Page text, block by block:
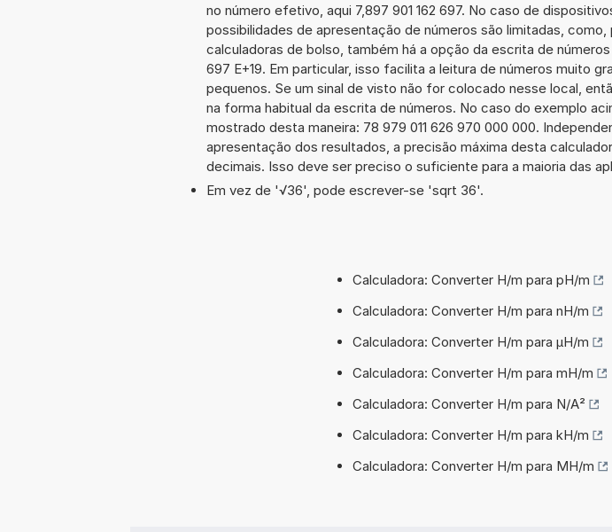
no número efetivo, aqui 7,897 901 162 697. No caso de
possibilidades de apresentação de números são limitadas, como,
calculadoras de bolso, também há a opção da escrita de números
697 E+19. Em particular, isso facilita a leitura de números muito
pequenos. Se um sinal de visto não for colocado nesse local,
na forma habitual da escrita de números. No caso do exemplo
mostrado desta maneira: 78 979 011 626 970 000 000.
apresentação dos resultados, a precisão máxima desta
decimais. Isso deve ser preciso o suficiente para a maioria das
Em vez de '√36', pode escrever-se 'sqrt 36'.
Calculadora: Converter H/m para pH/m
Calculadora: Converter H/m para nH/m
Calculadora: Converter H/m para µH/m
Calculadora: Converter H/m para mH/m
Calculadora: Converter H/m para N/A²
Calculadora: Converter H/m para kH/m
Calculadora: Converter H/m para MH/m